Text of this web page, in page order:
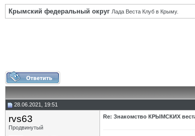
Крымский федеральный округ Лада Веста Клуб в Крыму.
28.06.2021, 19:51
rvs63
Продвинутый
Re: Знакомство КРЫМСКИХ